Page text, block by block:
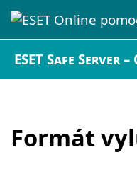
ESET Safe Server –
Formát